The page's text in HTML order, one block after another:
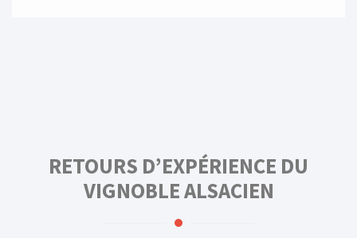
RETOURS D’EXPÉRIENCE DU
VIGNOBLE ALSACIEN